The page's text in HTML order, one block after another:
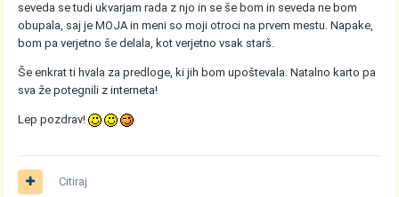
seveda se tudi ukvarjam rada z njo in se še bom in seveda ne bom
obupala, saj je MOJA in meni so moji otroci na prvem mestu. Napake,
bom pa verjetno še delala, kot verjetno vsak starš.
Še enkrat ti hvala za predloge, ki jih bom upoštevala. Natalno karto pa
sva že potegnili z interneta!
Lep pozdrav!
Citiraj